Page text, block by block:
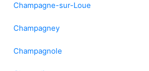
Champagne-sur-Loue
Champagney
Champagnole